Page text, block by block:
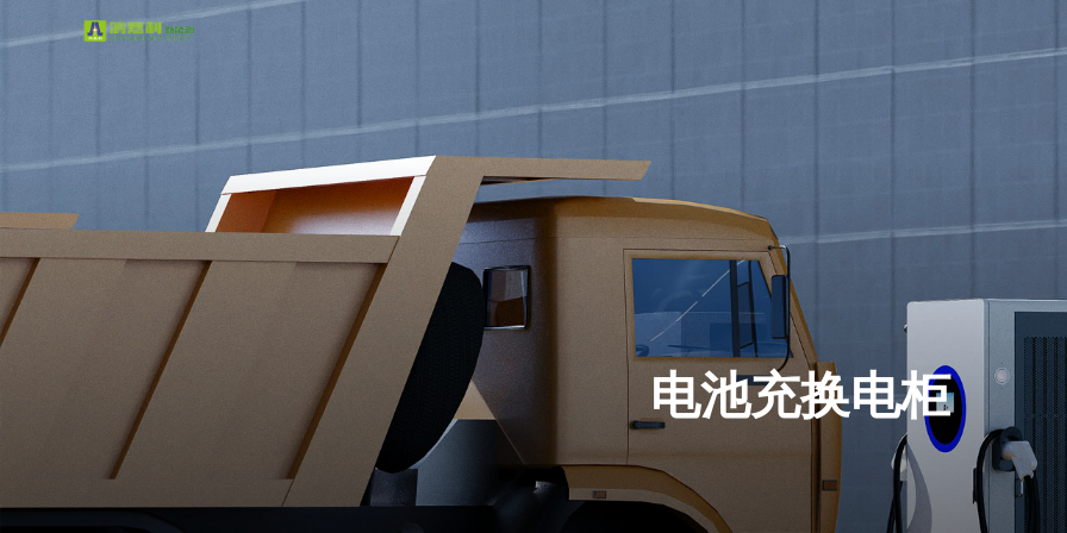
电池充换电柜